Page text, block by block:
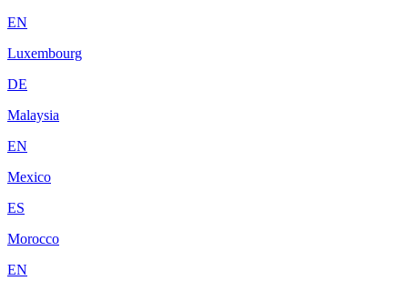
EN
Luxembourg
DE
Malaysia
EN
Mexico
ES
Morocco
EN